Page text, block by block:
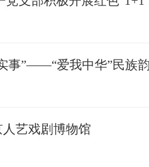
事”——“爱我中华”民族
艺戏剧博物馆